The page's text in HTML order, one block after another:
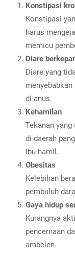
Konstipasi
Konstipasi
harus
memicu
Diare
Diare yang
di anus.
Kehamilan
Tekanan
di daerah
ibu hamil.
Obesitas
Kelebihan
pembuluh
Gaya hidup
Kurangnya
pencernaan
ambeien.